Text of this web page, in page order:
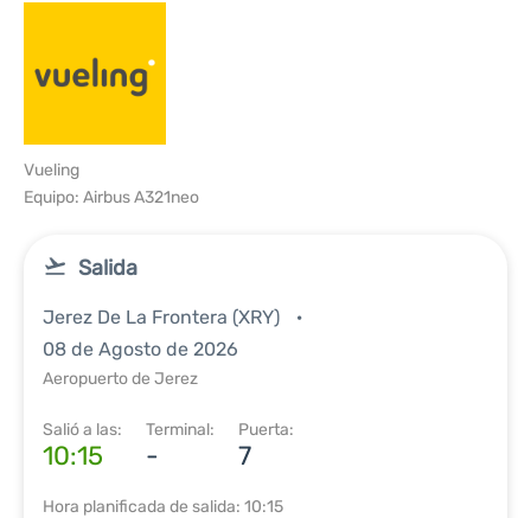
Vueling
Equipo: Airbus A321neo
Salida
Jerez De La Frontera (XRY)
08 de Agosto de 2026
Aeropuerto de Jerez
Salió a las:
10:15
Terminal:
-
Puerta:
7
Hora planificada de salida: 10:15